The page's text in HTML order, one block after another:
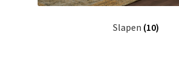
Slapen (10)